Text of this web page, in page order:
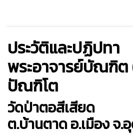
ประวัติและปฏิปทา
พระอาจารย์บัณฑิต
ปัณฑิโต
วัดป่าตอสีเสียด
ต.บ้านตาด อ.เมือง จ.